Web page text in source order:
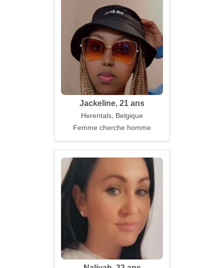
Jackeline, 21 ans
Herentals, Belgique
Femme cherche homme